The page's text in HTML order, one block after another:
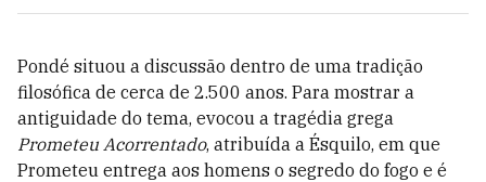
Pondé situou a discussão dentro de uma tradição
filosófica de cerca de 2.500 anos. Para mostrar a
antiguidade do tema, evocou a tragédia grega
Prometeu Acorrentado, atribuída a Ésquilo, em que
Prometeu entrega aos homens o segredo do fogo e é